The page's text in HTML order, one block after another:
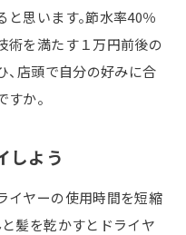
思います。節水率40％
術を満たす１万円前後の
、店頭で自分の好みに合
か。
しよう
イヤーの使用時間を短縮
髪を乾かすとドライヤ